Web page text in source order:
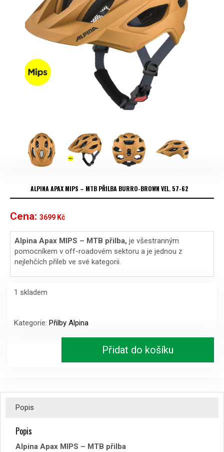
ALPINA APAX MIPS – MTB PŘILBA BURRO-BROWN VEL. 57-62
Cena: 3699 Kč
Alpina Apax MIPS – MTB přilba, je všestranným
pomocníkem v off-roadovém sektoru a je jednou z
nejlehčích přileb ve své kategorii.
1 skladem
MIPS
-
57-
množství
Kategorie: Přilby Alpina
Přidat do košíku
Popis
Popis
Alpina Apax MIPS – MTB přilba